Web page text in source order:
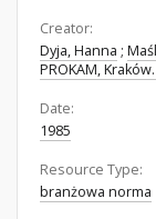
Creator:
Dyja, Hanna ;
PROKAM,
Date:
1985
Resource Type:
branżowa norma